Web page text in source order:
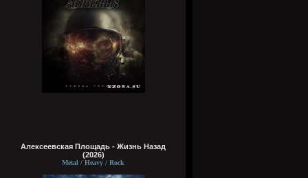
Алексеевская Площадь - Жизнь Назад
(2026)
Metal / Heavy / Rock